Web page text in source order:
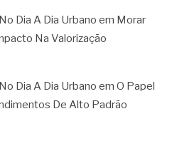
Dia A Dia Urbano em Morar
Na Valorização
Dia A Dia Urbano em O Papel
De Alto Padrão